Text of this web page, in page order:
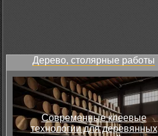
Дерево, столярные работы
Современные клеевые
технологии для деревянных